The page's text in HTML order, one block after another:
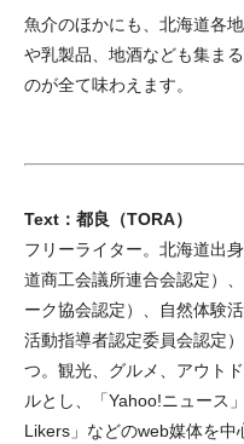
魚介のほかにも、北海道各
や乳製品、地酒なども集ま
のが全て味わえます。
Text：都良（TORA）
フリーライター。北海道出
道商工会議所連合会認定）
ーク協会認定）、自然体験
活動指導者認定委員会認定
つ。観光、グルメ、アウト
ルとし、「Yahoo!ニュース
Likers」などのweb媒体を